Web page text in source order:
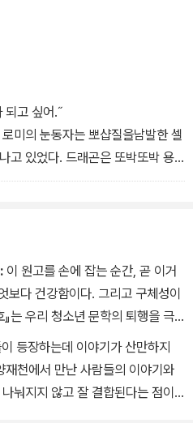
고, 살아 볼 기회도 없을 것 같은
는 ‘흑룡전설 라이더’가 되기까지,
작가는 치밀하게 지호의 뒤를 따
소설이 자신의 평범함과 막연한
청소년들의 내적 필요에 응답하는
다.
고 싶어.˝
미의 눈동자는 뽀샵질을남발한 셀
고 있었다. 드래곤은 또박또박 용
난 더 멋진이 되기 위해 노력
곤.˝
이 원고를 손에 잡는 순간, 곧 이거
보다 건강함이다. 그리고 구체성이
는 우리 청소년 문학의 퇴행을 극
강한 힘이 될 것이다.
등장하는데 이야기가 산만하지
천에서 만난 사람들의 이야기와
눠지지 않고 잘 결합된다는 점이